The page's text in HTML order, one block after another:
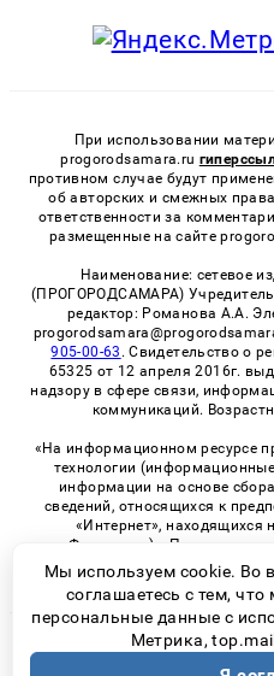
При использовании
progorodsamara.ru
противном случае будут
об авторских и смежных
ответственности за
размещенные на сайте
Наименование: сетевое
(ПРОГОРОДСАМАРА)
редактор: Романова А.А.
905-00-63 . Свидетельство о
65325 от 12 апреля 2016г.
надзору в сфере связи,
коммуникаций.
«На информационном ресурсе
технологии
информации на основе
сведений, относящихся к
«Интернет», находящихся
Федерации)». Правила
технологий в виджетах
© 2026
Мы используем cookie. Во
соглашаетесь с тем,
персональные данные с
Метрика,